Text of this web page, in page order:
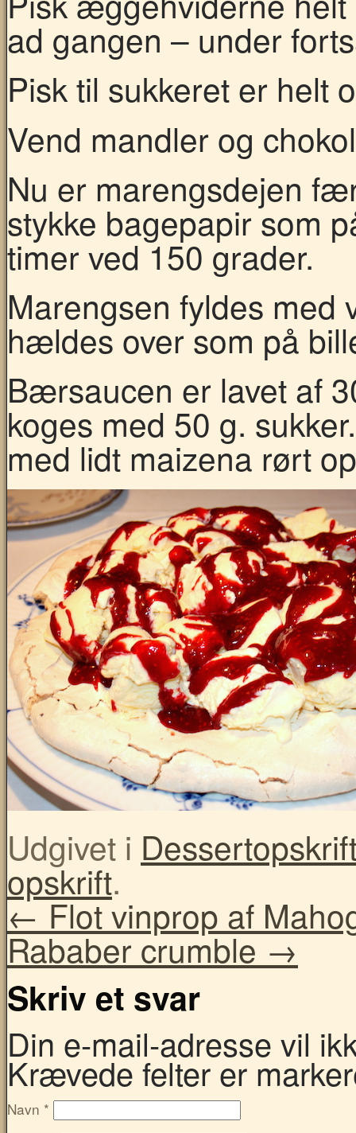
ad gangen – under
Pisk til sukkeret er helt
Vend mandler og
Nu er marengsdejen
stykke bagepapir som
timer ved 150 grader.
Marengsen fyldes
hældes over som på
Bærsaucen er lavet af
koges med 50 g.
med lidt maizena rørt
Udgivet i
opskrift.
←Flot vinprop af
Rababer crumble→
Skriv et svar
Din e-mail-adresse vil
Krævede felter er
Navn *